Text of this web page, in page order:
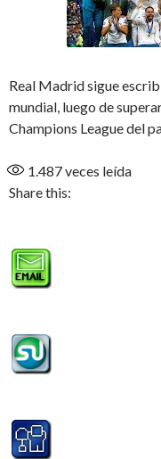
Real Madrid sigue
mundial, luego de
Champions League del
1.487veces leída
Share this: